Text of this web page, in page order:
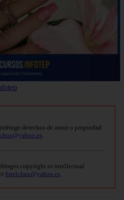
derechos de autor o propiedad
copyright or intellectual
bitelchux@yahoo.es